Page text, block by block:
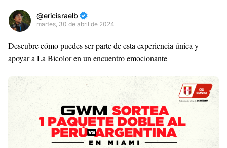
ericisraelb
martes, 30 de abril de 2024
Premium
By
Raushan
Design
With
Shroff
Templates
Descubre cómo puedes ser parte de esta experiencia única y
apoyar a La Bicolor en un encuentro emocionante